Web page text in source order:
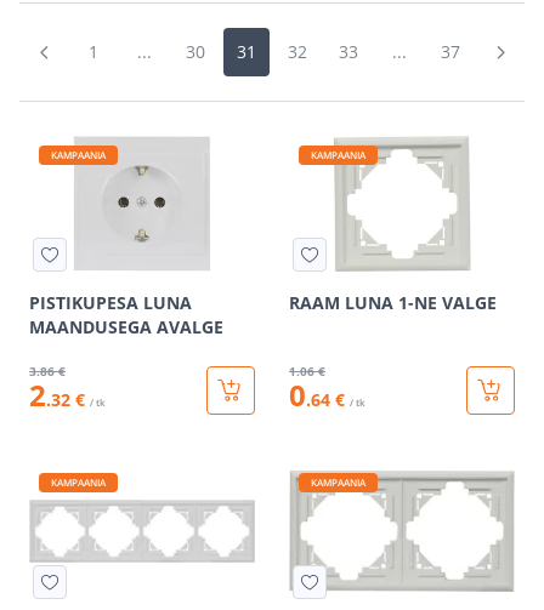
1 ... 30 31 32 33 ... 37
KAMPAANIA
PISTIKUPESA LUNA
MAANDUSEGA AVALGE
3.86 €
2.32 € / tk
KAMPAANIA
RAAM LUNA 1-NE VALGE
1.06 €
0.64 € / tk
KAMPAANIA KAMPAANIA